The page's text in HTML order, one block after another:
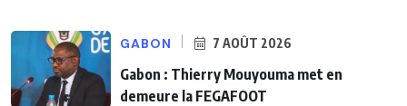
GABON 7 AOÛT 2026
Gabon : Thierry Mouyouma met en
demeure la FEGAFOOT